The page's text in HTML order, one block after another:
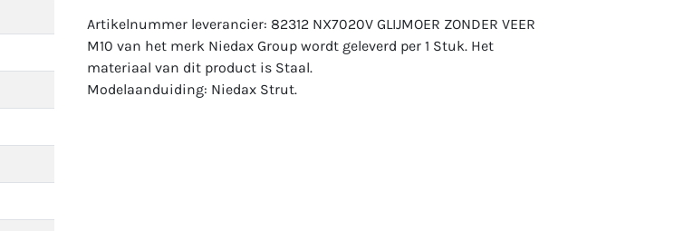
Artikelnummer leverancier: 82312 NX7020V GLIJMOER ZONDER VEER
M10 van het merk Niedax Group wordt geleverd per 1 Stuk. Het
materiaal van dit product is Staal.
Modelaanduiding: Niedax Strut.